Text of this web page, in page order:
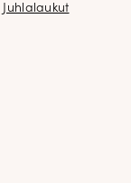
Juhlalaukut